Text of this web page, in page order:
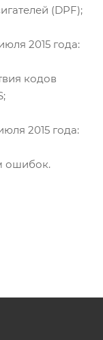
(DPF);
2015 года:
кодов
2015 года:
ошибок.